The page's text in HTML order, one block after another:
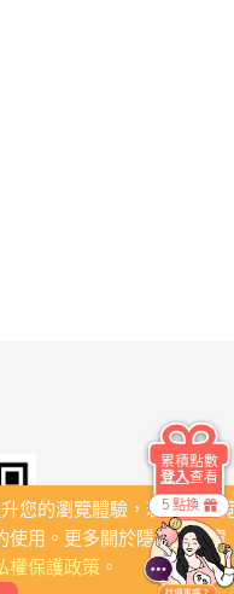
您的瀏覽體驗，若繼續瀏
使用。更多關於隱私保護資
權保護政策。
5 點換
累積點數
登入查看